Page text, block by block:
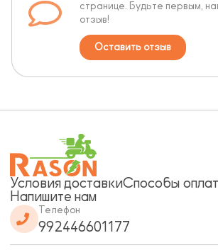
странице. Будьте первым,
отзыв!
Оставить отзыв
Условия доставкиСпособы
Напишите нам
Телефон
992446601177